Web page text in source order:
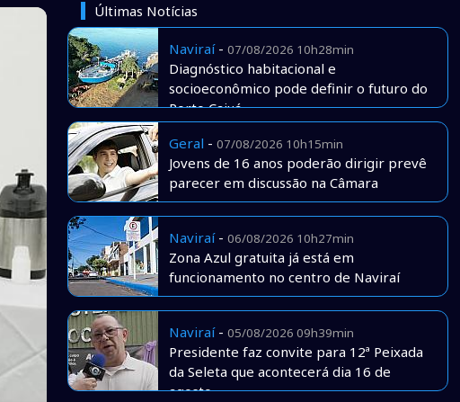
Últimas Notícias
Naviraí- 07/08/2026 10h28min
Diagnóstico habitacional e
socioeconômico pode definir o futuro do
Porto Caiuá
Geral - 07/08/2026 10h15min
Jovens de 16 anos poderão dirigir prevê
parecer em discussão na Câmara
Naviraí- 06/08/2026 10h27min
Zona Azul gratuita já está em
funcionamento no centro de Naviraí
Naviraí- 05/08/2026 09h39min
Presidente faz convite para 12ª Peixada
da Seleta que acontecerá dia 16 de
agosto